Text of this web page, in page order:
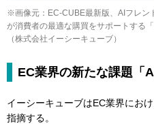
※画像元：EC-CUBE最新版、AIフレン
が消費者の最適な購買をサポートする
（株式会社イーシーキューブ）
EC業界の新たな課題「
イーシーキューブはEC業界にお
指摘する。